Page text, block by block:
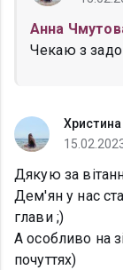
Анна
Чекаю з
Дякую за
Дем'ян у нас
глави ;)
А особливо на
почуттях)